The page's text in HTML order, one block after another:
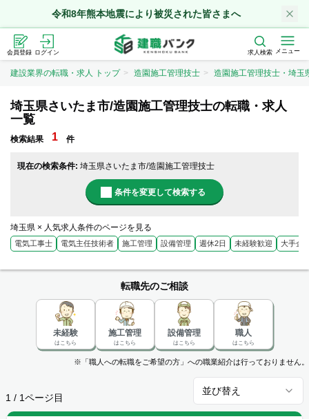
令和8年熊本地震により被災された皆さまへ
会員登録 ログイン 求人検索 メニュー
建設業界の転職・求人 トップ 造園施工管理技士 造園施工管理技士・埼玉
埼玉県さいたま市/造園施工管理技士の転職・求人
一覧
検索結果 1 件
現在の検索条件: 埼玉県さいたま市/造園施工管理技士
条件を変更して検索する
埼玉県 × 人気求人条件のページを見る
電気工事士 電気主任技術者 施工管理 設備管理 週休2日 未経験歓迎 大手企
転職先のご相談
未経験
はこちら
施工管理
はこちら
設備管理
はこちら
職人
はこちら
※「職人への転職をご希望の方」への職業紹介は行っておりません。
1 / 1ページ目
並び替え